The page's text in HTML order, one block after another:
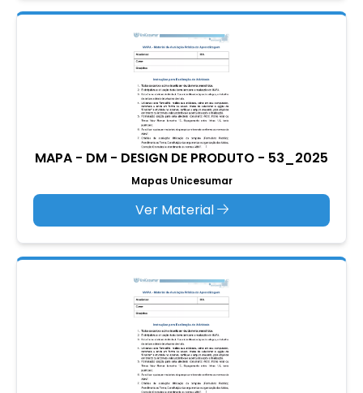
MAPA - DM - DESIGN DE PRODUTO - 53_2025
Mapas Unicesumar
Ver Material